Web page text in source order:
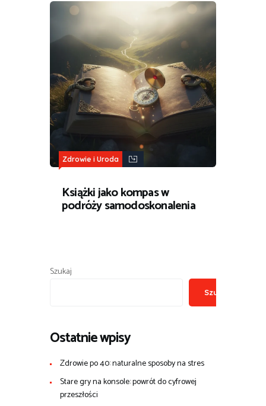
Zdrowie i Uroda
Książki jako kompas w
podróży samodoskonalenia
Szukaj
Szukaj
Ostatnie wpisy
Zdrowie po 40: naturalne sposoby na stres
Stare gry na konsole: powrót do cyfrowej
przeszłości